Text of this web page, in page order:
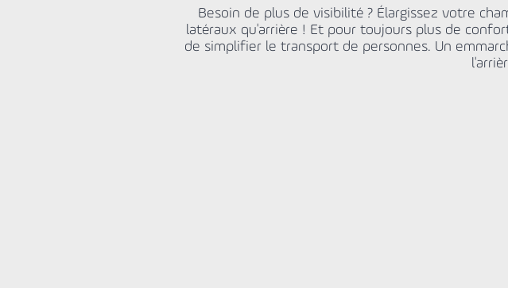
Besoin de plus de visibilité ? Élargissez votre
latéraux qu'arrière ! Et pour toujours plus de
de simplifier le transport de personnes. Un